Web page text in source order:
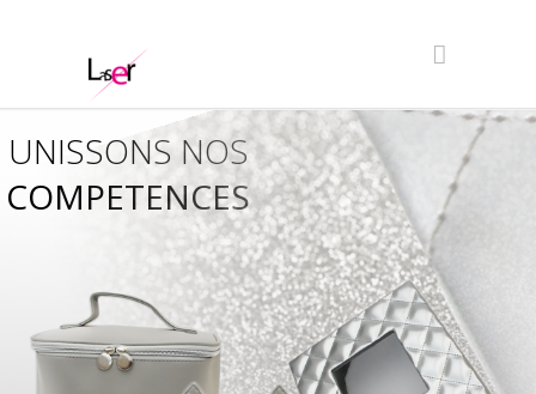
COMPETENCES
UNISSONS NOS